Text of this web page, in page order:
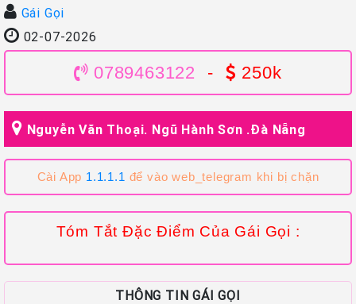
Gái Gọi
02-07-2026
0789463122 - 250k
Nguyễn Văn Thoại. Ngũ Hành Sơn .Đà Nẵng
Cài App 1.1.1.1 để vào web_telegram khi bị chặn
Tóm Tắt Đặc Điểm Của Gái Gọi :
THÔNG TIN GÁI GỌI